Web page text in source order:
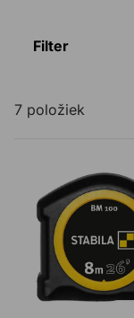
Filter
7 položiek